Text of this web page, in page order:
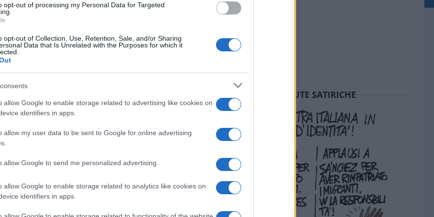
opt-out of processing my Personal Data for Targeted
opt-out of Collection, Use, Retention, Sale, and/or Sharing
Data that Is Unrelated with the Purposes for which it
allow Google to enable storage related to advertising like cookies on
identifiers in apps.
allow my user data to be sent to Google for online advertising
allow Google to send me personalized advertising.
allow Google to enable storage related to analytics like cookies on
identifiers in apps.
su Google
in questi giorni
sono divertita e disgustataallo stesso
anni la pendolare
da casa mia alla stazione e dalla
di mattina per prendere posto in aula,
in università a studiare nel pomeriggio
SEDUTE SATIRICHE